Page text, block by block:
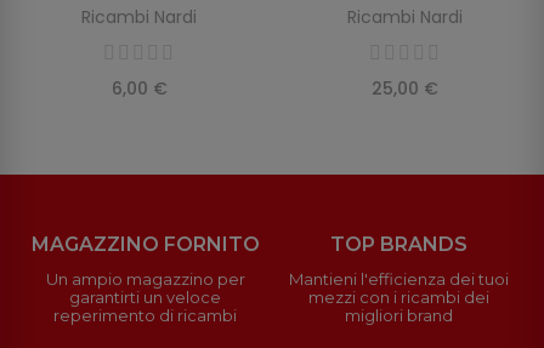
Ricambi Nardi
6,00 €
Ricambi Nardi
25,00 €
MAGAZZINO FORNITO
Un ampio magazzino per
garantirti un veloce
reperimento di ricambi
TOP BRANDS
Mantieni l'efficienza dei tuoi
mezzi con i ricambi dei
migliori brand